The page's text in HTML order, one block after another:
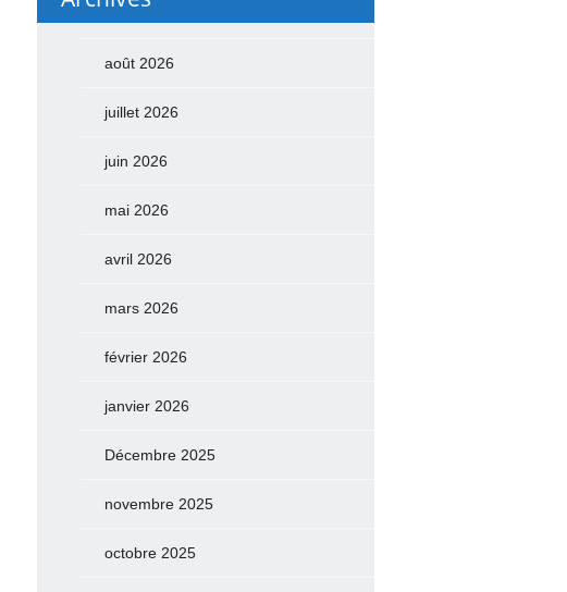
août 2026
juillet 2026
juin 2026
mai 2026
avril 2026
mars 2026
février 2026
janvier 2026
Décembre 2025
novembre 2025
octobre 2025